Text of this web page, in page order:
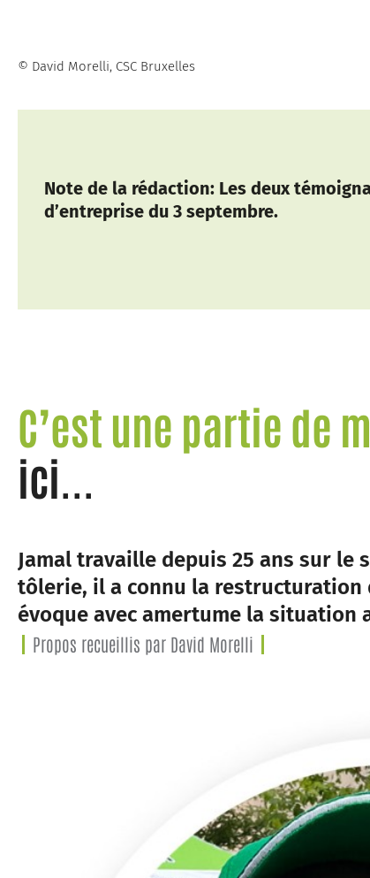
© David Morelli, CSC Bruxelles
Note de la rédaction: Les deux
d’entreprise du 3 septembre.
C’est une partie de
ici...
Jamal travaille depuis 25 ans sur le
tôlerie, il a connu la restructuration
évoque avec amertume la situation
Propos recueillis par David Morelli